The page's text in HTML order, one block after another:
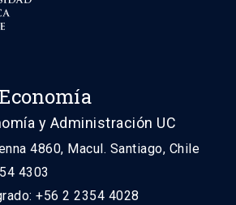
y Administración UC
4860, Macul. Santiago, Chile
4303
+56 2 2354 4028